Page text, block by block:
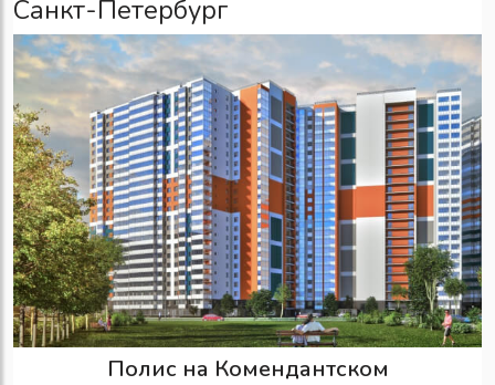
Санкт-Петербург
Полис на Комендантском